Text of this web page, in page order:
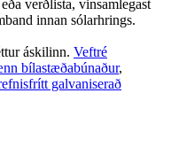
verðlista, vinsamlegast
innan sólarhrings.
áskilinn. Veftré
bílastæðabúnaður,
galvaniserað